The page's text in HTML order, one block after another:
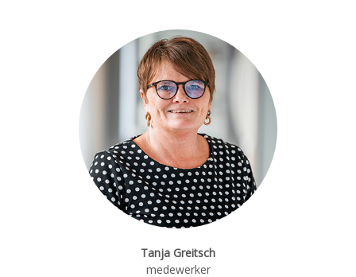
Tanja Greitsch
medewerker